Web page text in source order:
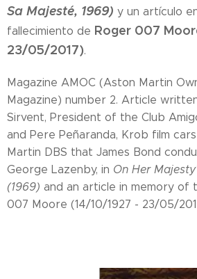
Sa Majesté, 1969) y un artículo
fallecimiento de Roger 007
23/05/2017).
Magazine AMOC (Aston Martin
Magazine) number 2. Article
Sirvent, President of the Club
and Pere Peñaranda, Krob film
Martin DBS that James Bond
George Lazenby, in On Her
(1969) and an article in memory of
007 Moore (14/10/1927 - 23/05/